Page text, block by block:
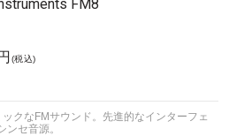
FM8
(税込)
クなFMサウンド。先進的なインターフェ
セ音源。